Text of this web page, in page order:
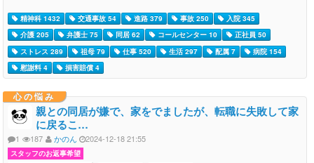
精神科 1432 交通事故 54 進路 379 事故 250
入院 345
介護 205
弁護士 75 同居 62 コールセンター 10
正社員 50
ストレス 289
祖母 79 仕事 520 生活 297 配属 7
病院 154
慰謝料 4
損害賠償 4
心の悩み
親との同居が嫌で、家をでましたが、転職に失敗して家
に戻るこ…
1 187 かのん 2024-12-18 21:55
スタッフのお返事希望